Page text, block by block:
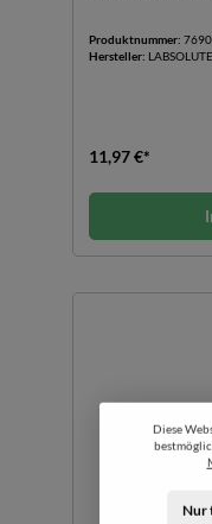
Produktnummer:
Hersteller:
11,97 €*
Diese
Nur